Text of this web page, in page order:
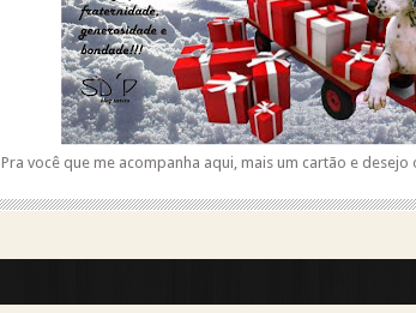
Pra você que me acompanha aqui, mais um cartão e desejo